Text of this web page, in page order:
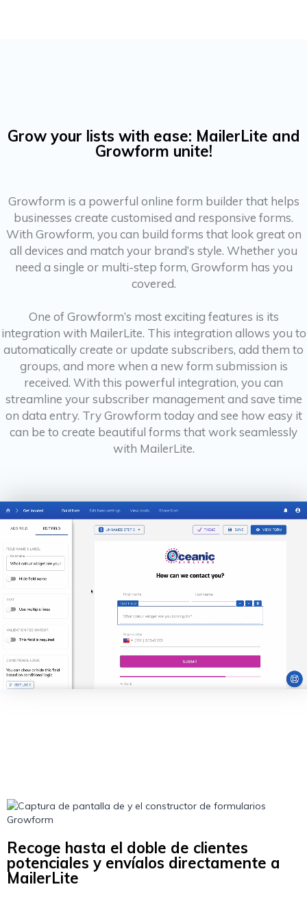
Grow your lists with ease: MailerLite and
Growform unite!
Growform is a powerful online form builder that helps
businesses create customised and responsive forms.
With Growform, you can build forms that look great on
all devices and match your brand’s style. Whether you
need a single or multi-step form, Growform has you
covered.
One of Growform’s most exciting features is its
integration with MailerLite. This integration allows you to
automatically create or update subscribers, add them to
groups, and more when a new form submission is
received. With this powerful integration, you can
streamline your subscriber management and save time
on data entry. Try Growform today and see how easy it
can be to create beautiful forms that work seamlessly
with MailerLite.
Recoge hasta el doble de clientes
potenciales y envíalos directamente a
MailerLite